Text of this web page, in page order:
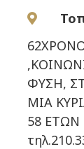
ΦΥΣΗ,
ΜΙΑ
58 ΕΤΩΝ